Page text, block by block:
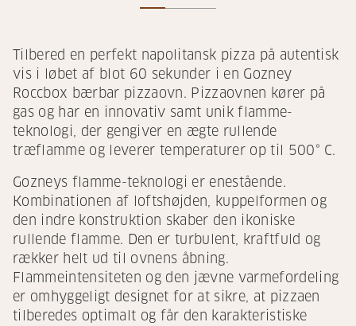
Tilbered en perfekt napolitansk pizza på autentisk
vis i løbet af blot 60 sekunder i en Gozney
Roccbox bærbar pizzaovn. Pizzaovnen kører på
gas og har en innovativ samt unik flamme-
teknologi, der gengiver en ægte rullende
træflamme og leverer temperaturer op til 500° C.
Gozneys flamme-teknologi er enestående.
Kombinationen af loftshøjden, kuppelformen og
den indre konstruktion skaber den ikoniske
rullende flamme. Den er turbulent, kraftfuld og
rækker helt ud til ovnens åbning.
Flammeintensiteten og den jævne varmefordeling
er omhyggeligt designet for at sikre, at pizzaen
tilberedes optimalt og får den karakteristiske